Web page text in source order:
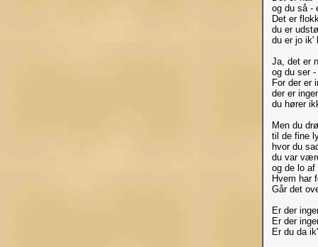
og du så -
Det er
du er
du er jo ik'
Ja, det er
og du ser
For der er
der er
du hører
Men du
til de fine
hvor du
du var
og de lo af
Hvem har
Går det
Er der
Er der
Er du da